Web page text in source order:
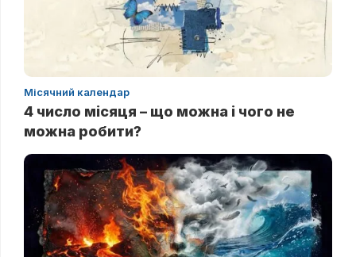
Місячний календар
4 число місяця – що можна і чого не
можна робити?